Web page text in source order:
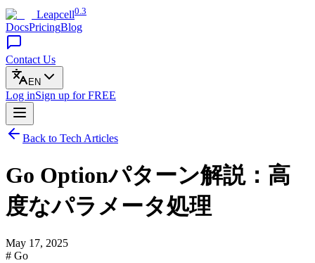
Leapcell0.3
DocsPricingBlog
Contact Us
EN
Log inSign up for FREE
Back to Tech Articles
Go Optionパターン解説：高
度なパラメータ処理
May 17, 2025
# Go